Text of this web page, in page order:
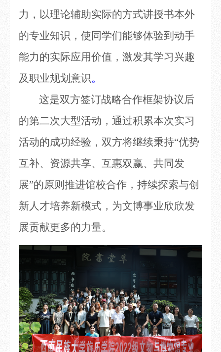
力，以理论辅助实际的方式讲授书本外
的专业知识，使同学们能够体验到动手
能力的实际应用价值，激发其学习兴趣
及职业规划意识。
这是双方签订战略合作框架协议后
的第二次大型活动，通过积累本次实习
活动的成功经验，双方将继续秉持“优势
互补、资源共享、互惠双赢、共同发
展”的原则推进馆校合作，持续探索与创
新人才培养新模式，为文博事业欣欣发
展贡献更多的力量。